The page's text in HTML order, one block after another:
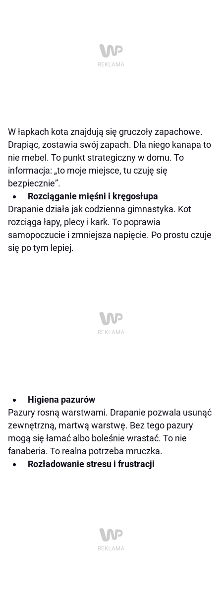
W łapkach kota znajdują się gruczoły zapachowe.
Drapiąc, zostawia swój zapach. Dla niego kanapa to
nie mebel. To punkt strategiczny w domu. To
informacja: „to moje miejsce, tu czuję się
bezpiecznie”.
Rozciąganie mięśni i kręgosłupa
Drapanie działa jak codzienna gimnastyka. Kot
rozciąga łapy, plecy i kark. To poprawia
samopoczucie i zmniejsza napięcie. Po prostu czuje
się po tym lepiej.
Higiena pazurów
Pazury rosną warstwami. Drapanie pozwala usunąć
zewnętrzną, martwą warstwę. Bez tego pazury
mogą się łamać albo boleśnie wrastać. To nie
fanaberia. To realna potrzeba mruczka.
Rozładowanie stresu i frustracji